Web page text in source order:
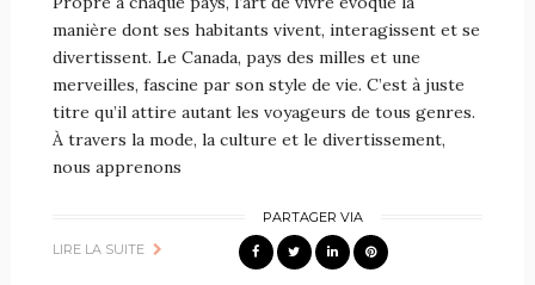
manière dont ses habitants vivent, interagissent et se
divertissent. Le Canada, pays des milles et une
merveilles, fascine par son style de vie. C’est à juste
titre qu’il attire autant les voyageurs de tous genres.
À travers la mode, la culture et le divertissement,
nous apprenons
LIRE LA SUITE
PARTAGER VIA